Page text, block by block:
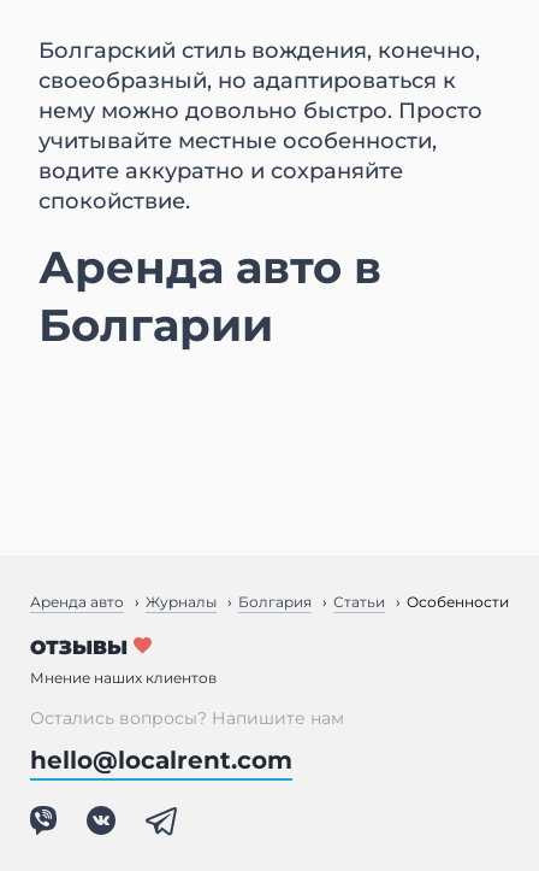
Болгарский стиль вождения, конечно,
своеобразный, но адаптироваться к
нему можно довольно быстро. Просто
учитывайте местные особенности,
водите аккуратно и сохраняйте
спокойствие.
Аренда авто в
Болгарии
Аренда авто Журналы Болгария Статьи Особенности
ОТЗЫВЫ
Мнение наших клиентов
Остались вопросы? Напишите нам
hello@localrent.com